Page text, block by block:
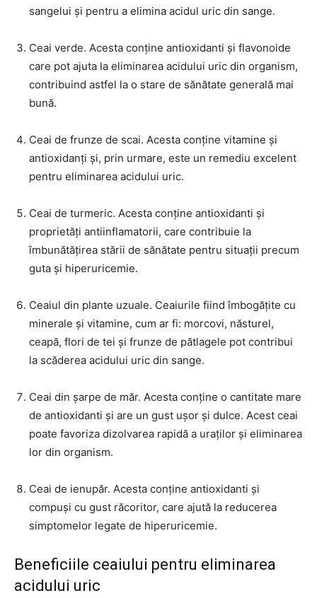
sangelui și pentru a elimina acidul uric din sange.
Ceai verde. Acesta conține antioxidanti și flavonoide
care pot ajuta la eliminarea acidului uric din organism,
contribuind astfel la o stare de sănătate generală mai
bună.
Ceai de frunze de scai. Acesta conține vitamine și
antioxidanți și, prin urmare, este un remediu excelent
pentru eliminarea acidului uric.
Ceai de turmeric. Acesta conține antioxidanti și
proprietăți antiinflamatorii, care contribuie la
îmbunătățirea stării de sănătate pentru situații precum
guta și hiperuricemie.
Ceaiul din plante uzuale. Ceaiurile fiind îmbogățite cu
minerale și vitamine, cum ar fi: morcovi, năsturel,
ceapă, flori de tei și frunze de pătlagele pot contribui
la scăderea acidului uric din sange.
Ceai din șarpe de măr. Acesta conține o cantitate mare
de antioxidanti și are un gust ușor și dulce. Acest ceai
poate favoriza dizolvarea rapidă a uraților și eliminarea
lor din organism.
Ceai de ienupăr. Acesta conține antioxidanti și
compuși cu gust răcoritor, care ajută la reducerea
simptomelor legate de hiperuricemie.
Beneficiile ceaiului pentru eliminarea
acidului uric